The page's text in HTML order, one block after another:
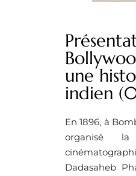
une
indien
En 1896, à
organisé la
Dadasaheb